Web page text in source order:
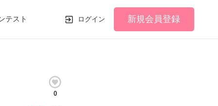
テスト ログイン 新規会員登録
0